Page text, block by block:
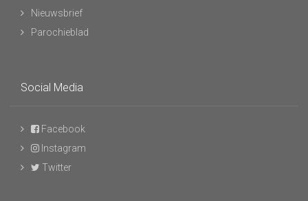
Nieuwsbrief
Parochieblad
Social Media
Facebook
Instagram
Twitter